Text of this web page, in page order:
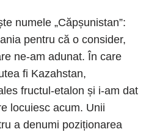
numele „Căpșunistan”:
pentru că o consider,
ne-am adunat. În care
fi Kazahstan,
fructul-etalon și i-am dat
locuiesc acum. Unii
a denumi poziționarea